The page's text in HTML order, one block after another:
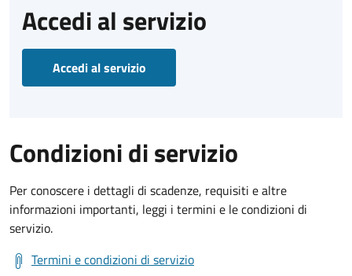
Accedi al servizio
Accedi al servizio
Condizioni di servizio
Per conoscere i dettagli di scadenze, requisiti e altre
informazioni importanti, leggi i termini e le condizioni di
servizio.
Termini e condizioni di servizio